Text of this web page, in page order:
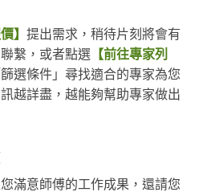
】 提出需求，稍待片刻將會有
繫，或者點選 【前往專家列
選條件」尋找適合的專家為您
越詳盡，越能夠幫助專家做出
滿意師傅的工作成果，還請您